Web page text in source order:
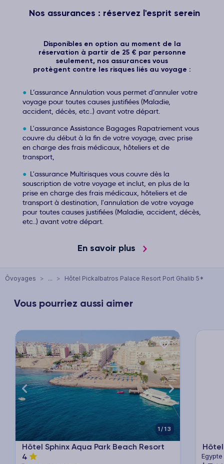
Nos assurances : réservez l'esprit serein
Disponibles en option au moment de la
réservation à partir de 25 € par personne
seulement, nos assurances vous
protègent contre les risques liés au voyage :
L’assurance Annulation vous permet d’annuler votre
voyage pour toutes causes justifiées (Maladie,
accident, décès, etc..) avant votre départ.
L'assurance Assistance Bagages Rapatriement vous
couvre du début à la fin de votre voyage, avec prise
en charge des frais médicaux, hôteliers et de
transport,
L'assurance Multirisques vous couvre dès la
souscription de votre voyage et inclut, en plus de la
prise en charge des frais médicaux, hôteliers et de
transport à destination, l'annulation de votre voyage
pour toutes causes justifiées (Maladie, accident, décès,
etc..) avant votre départ.
En savoir plus
Ôvoyages > ... > Hôtel Pickalbatros Palace Resort Port Ghalib 5*
Vous pourriez aussi aimer
Previous Next
1/13
Hôtel Sphinx Aqua Park Beach Resort
4